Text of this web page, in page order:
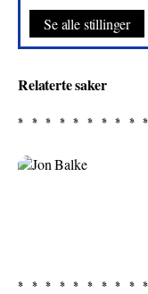
Se alle stillinger
Relaterte saker